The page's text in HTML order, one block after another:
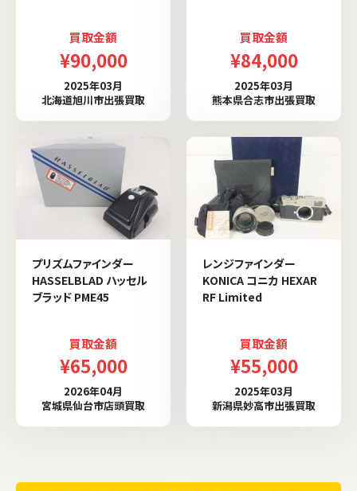
買取金額
¥90,000
2025年03月
北海道旭川市出張買取
買取金額
¥84,000
2025年03月
熊本県合志市出張買取
プリズムファインダー
HASSELBLAD ハッセル
ブラッド PME45
買取金額
¥65,000
2026年04月
宮城県仙台市店頭買取
レンジファインダー
KONICA コニカ HEXAR
RF Limited
買取金額
¥55,000
2025年03月
新潟県妙高市出張買取